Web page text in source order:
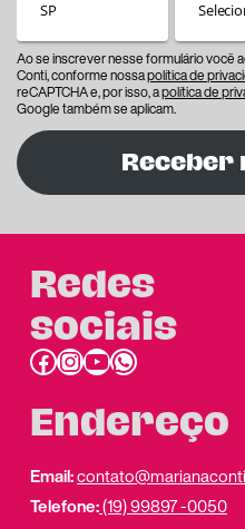
Ao se inscrever nesse formulário você
Conti, conforme nossapolítica de
reCAPTCHA e, por isso, apolítica de
Google também se aplicam.
Receber
Redes
sociais
Facebook InstagramYoutube link do whatsapp
Endereço
Email:
Telefone:(19) 99897 -0050